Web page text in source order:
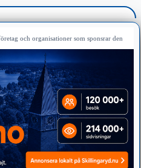
och organisationer som sponsrar den